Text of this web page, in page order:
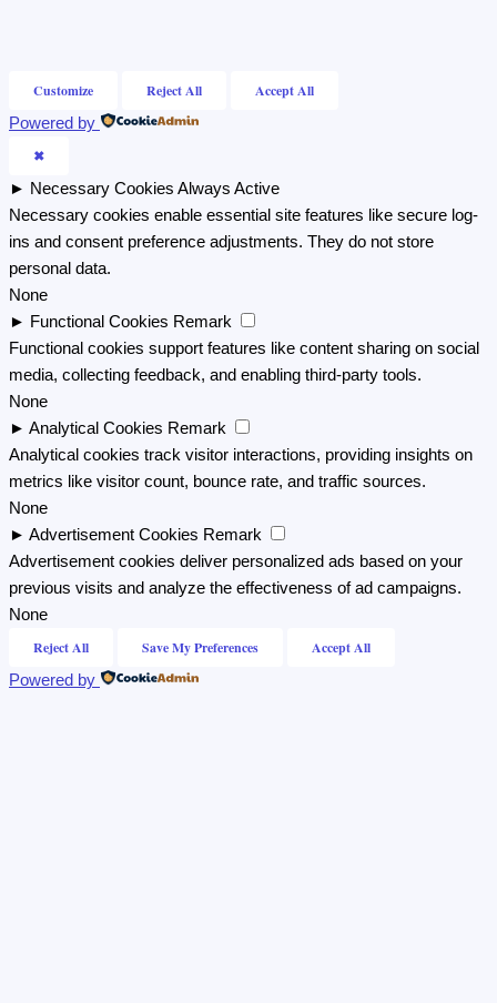
Customize Reject All Accept All
Powered by
✖
► Necessary Cookies Always Active
Necessary cookies enable essential site features like secure log-
ins and consent preference adjustments. They do not store
personal data.
None
► Functional Cookies Remark
Functional cookies support features like content sharing on social
media, collecting feedback, and enabling third-party tools.
None
► Analytical Cookies Remark
Analytical cookies track visitor interactions, providing insights on
metrics like visitor count, bounce rate, and traffic sources.
None
► Advertisement Cookies Remark
Advertisement cookies deliver personalized ads based on your
previous visits and analyze the effectiveness of ad campaigns.
None
Reject All Save My Preferences Accept All
Powered by